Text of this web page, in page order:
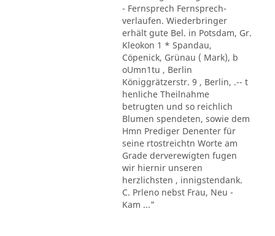
- Fernsprech Fernsprech-
verlaufen. Wiederbringer
erhält gute Bel. in Potsdam, Gr.
Kleokon 1 * Spandau,
Cöpenick, Grünau ( Mark), b
oUmn1tu , Berlin
Königgrätzerstr. 9 , Berlin, .-- t
henliche Theilnahme
betrugten und so reichlich
Blumen spendeten, sowie dem
Hmn Prediger Denenter für
seine rtostreichtn Worte am
Grade derverewigten fugen
wir hiernir unseren
herzlichsten , innigstendank.
C. Prleno nebst Frau, Neu -
Kam ..."